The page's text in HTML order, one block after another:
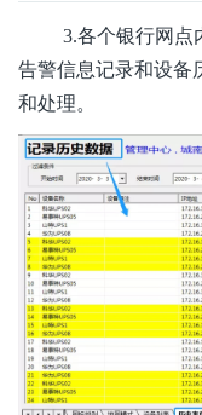
3.各个银行网点
告警信息记录和设备
和处理。